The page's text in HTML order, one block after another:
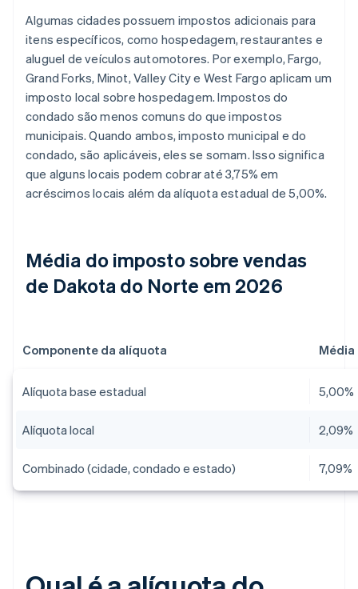
Algumas cidades possuem impostos adicionais para
itens específicos, como hospedagem, restaurantes e
aluguel de veículos automotores. Por exemplo, Fargo,
Grand Forks, Minot, Valley City e West Fargo aplicam um
imposto local sobre hospedagem. Impostos do
condado são menos comuns do que impostos
municipais. Quando ambos, imposto municipal e do
condado, são aplicáveis, eles se somam. Isso significa
que alguns locais podem cobrar até 3,75% em
acréscimos locais além da alíquota estadual de 5,00%.
Média do imposto sobre vendas
de Dakota do Norte em 2026
Componente da alíquota Média
Alíquota base estadual 5,00%
Alíquota local 2,09%
Combinado (cidade, condado e estado) 7,09%